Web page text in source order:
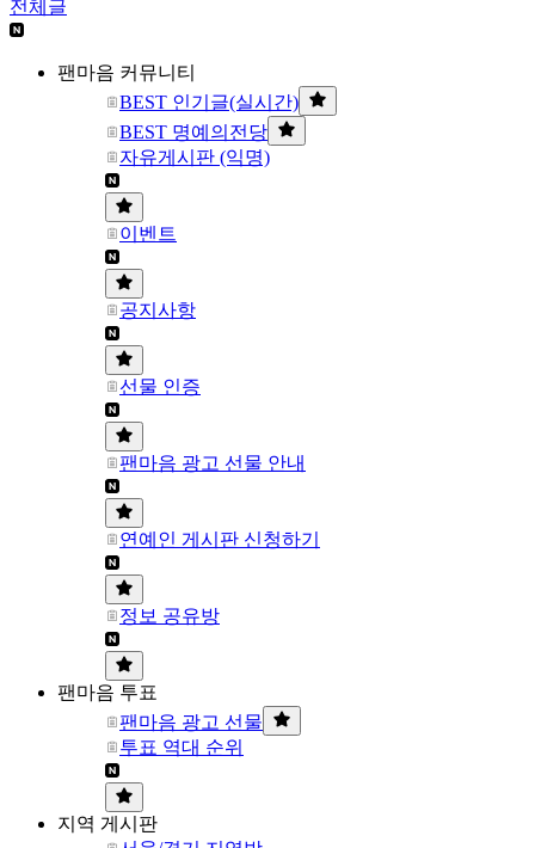
전체글
팬마음 커뮤니티
BEST 인기글(실시간)
BEST 명예의전당
자유게시판 (익명)
이벤트
공지사항
선물 인증
팬마음 광고 선물 안내
연예인 게시판 신청하기
정보 공유방
팬마음 투표
팬마음 광고 선물
투표 역대 순위
지역 게시판